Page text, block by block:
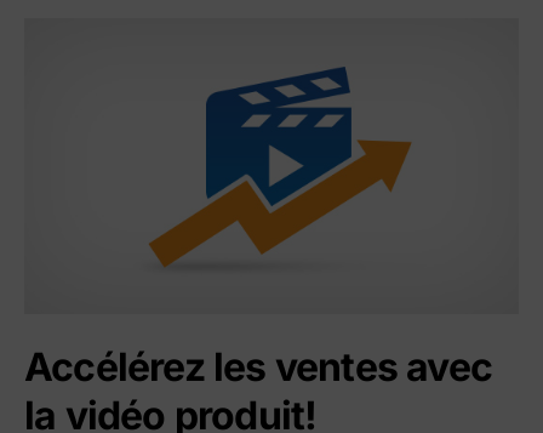
Accélérez les ventes avec
la vidéo produit!